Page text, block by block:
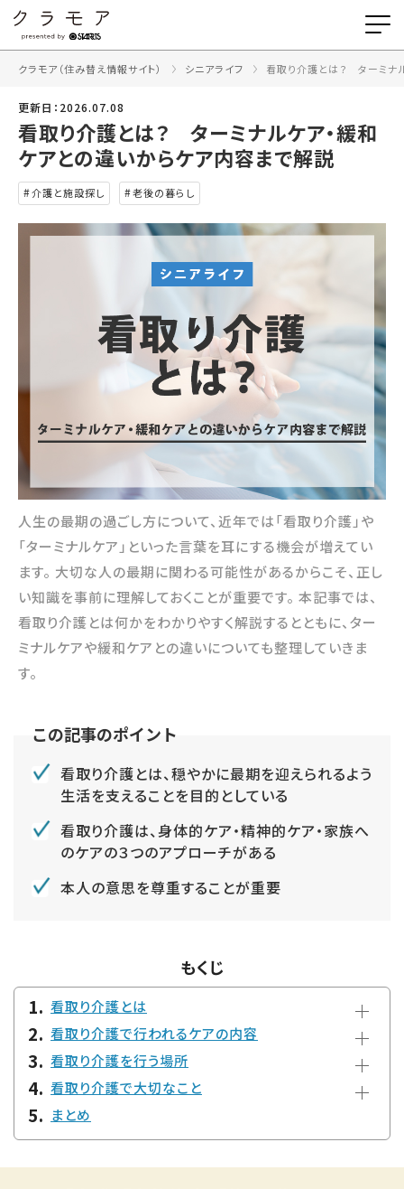
クラモア（住み替え情報サイト） シニアライフ 看取り介護とは？ ターミナ
更新日：2026.07.08
看取り介護とは？ ターミナルケア・緩和
ケアとの違いからケア内容まで解説
介護と施設探し 老後の暮らし
人生の最期の過ごし方について、近年では「看取り介護」や
「ターミナルケア」といった言葉を耳にする機会が増えてい
ます。 大切な人の最期に関わる可能性があるからこそ、正し
い知識を事前に理解しておくことが重要です。 本記事では、
看取り介護とは何かをわかりやすく解説するとともに、ター
ミナルケアや緩和ケアとの違いについても整理していきま
す。
看取り介護とは、穏やかに最期を迎えられるよう
生活を支えることを目的としている
看取り介護は、身体的ケア・精神的ケア・家族へ
のケアの３つのアプローチがある
本人の意思を尊重することが重要
もくじ
看取り介護とは
看取り介護で行われるケアの内容
看取り介護を行う場所
看取り介護で大切なこと
まとめ